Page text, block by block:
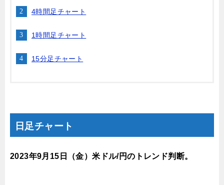
4時間足チャート
1時間足チャート
15分足チャート
日足チャート
2023年9月15 日（金）米ドル/円のトレンド判断。